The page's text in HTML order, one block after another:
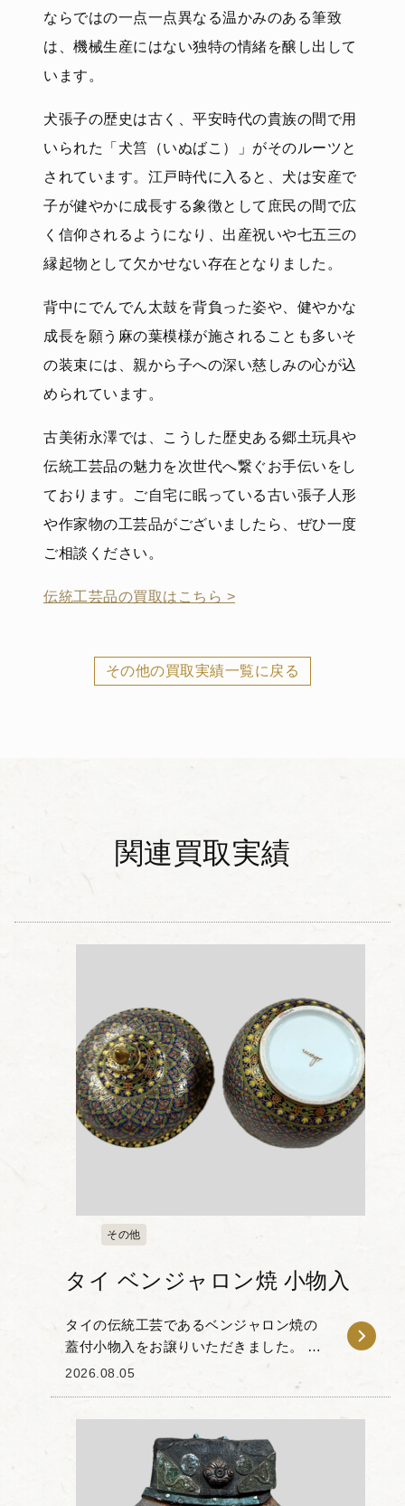
ならではの一点一点異なる温かみのある筆致
は、機械生産にはない独特の情緒を醸し出して
います。
犬張子の歴史は古く、平安時代の貴族の間で用
いられた「犬筥（いぬばこ）」がそのルーツと
されています。江戸時代に入ると、犬は安産で
子が健やかに成長する象徴として庶民の間で広
く信仰されるようになり、出産祝いや七五三の
縁起物として欠かせない存在となりました。
背中にでんでん太鼓を背負った姿や、健やかな
成長を願う麻の葉模様が施されることも多いそ
の装束には、親から子への深い慈しみの心が込
められています。
古美術永澤では、こうした歴史ある郷土玩具や
伝統工芸品の魅力を次世代へ繋ぐお手伝いをし
ております。ご自宅に眠っている古い張子人形
や作家物の工芸品がございましたら、ぜひ一度
ご相談ください。
伝統工芸品の買取はこちら >
その他の買取実績一覧に戻る
関連買取実績
その他
タイ ベンジャロン焼 小物入
タイの伝統工芸であるベンジャロン焼の
蓋付小物入をお譲りいただきました。 ベ
ンジャロンとは古代サンスクリット語で
「５色」を意味し、その名の通り多色使
2026.08.05